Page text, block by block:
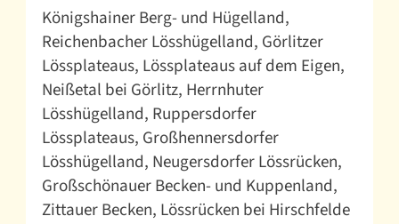
Königshainer Berg- und Hügelland
Reichenbacher Lösshügelland Görlitzer
Lössplateaus Lössplateaus auf dem Eigen
Neißetal bei Görlitz Herrnhuter
Lösshügelland Ruppersdorfer
Lössplateaus Großhennersdorfer
Lösshügelland Neugersdorfer Lössrücken
Großschönauer Becken- und Kuppenland
Zittauer Becken Lössrücken bei Hirschfelde